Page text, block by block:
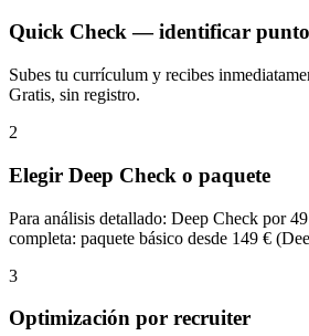
Quick Check — identificar
Subes tu currículum y recibes
Gratis, sin registro.
2
Elegir Deep Check o paquete
Para análisis detallado: Deep Check por
completa: paquete básico desde 149 €
3
Optimización por recruiter